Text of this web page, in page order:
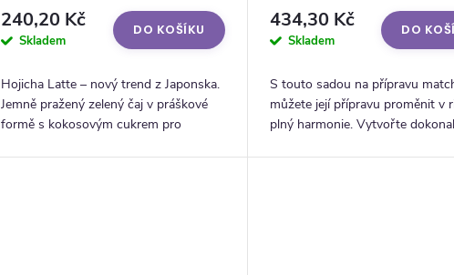
240,20 Kč
Skladem
DO KOŠÍKU
Hojicha Latte – nový trend z Japonska.
Jemně pražený zelený čaj v práškové
formě s kokosovým cukrem pro
434,30 Kč
Skladem
DO
S touto sadou na přípravu
můžete její přípravu proměnit v
plný harmonie. Vytvořte